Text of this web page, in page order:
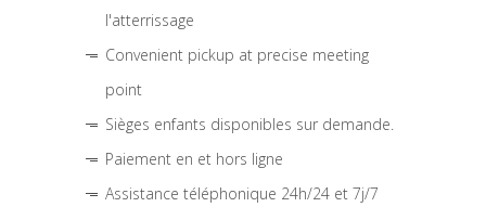
l'atterrissage
Convenient pickup at precise meeting
point
Sièges enfants disponibles sur demande.
Paiement en et hors ligne
Assistance téléphonique 24h/24 et 7j/7